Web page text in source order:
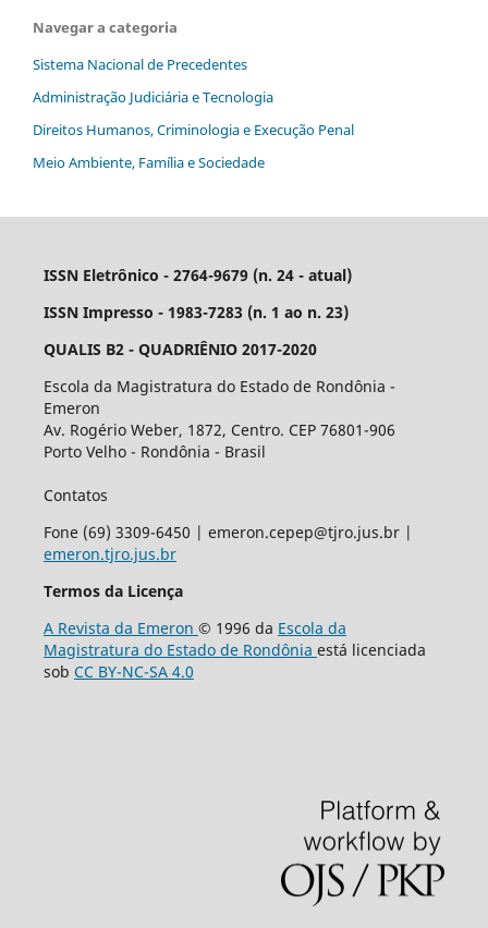
Navegar a categoria
Sistema Nacional de Precedentes
Administração Judiciária e Tecnologia
Direitos Humanos, Criminologia e Execução Penal
Meio Ambiente, Família e Sociedade
ISSN Eletrônico - 2764-9679 (n. 24 - atual)
ISSN Impresso - 1983-7283 (n. 1 ao n. 23)
QUALIS B2 - QUADRIÊNIO 2017-2020
Escola da Magistratura do Estado de Rondônia -
Emeron
Av. Rogério Weber, 1872, Centro. CEP 76801-906
Porto Velho - Rondônia - Brasil
Contatos
Fone (69) 3309-6450 | emeron.cepep@tjro.jus.br |
emeron.tjro.jus.br
Termos da Licença
A Revista da Emeron © 1996 da Escola da
Magistratura do Estado de Rondônia está licenciada
sob CC BY-NC-SA 4.0